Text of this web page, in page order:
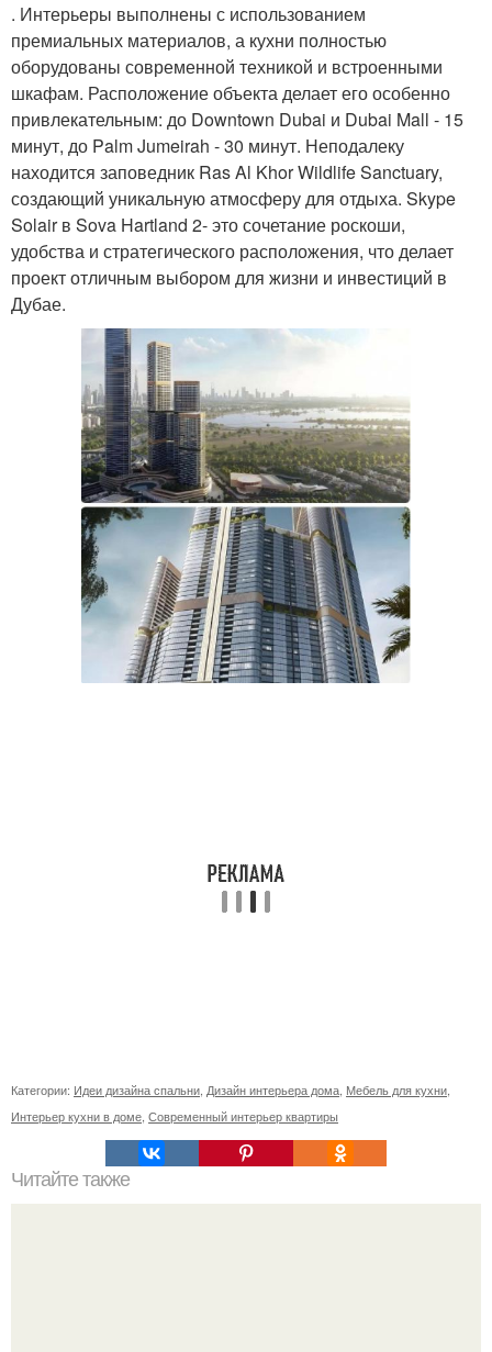
. Интерьеры выполнены с использованием
премиальных материалов, а кухни полностью
оборудованы современной техникой и встроенными
шкафам. Расположение объекта делает его особенно
привлекательным: до Downtown Dubai и Dubai Mall - 15
минут, до Palm Jumeirah - 30 минут. Неподалеку
находится заповедник Ras Al Khor Wildlife Sanctuary,
создающий уникальную атмосферу для отдыха. Skype
Solair в Sova Hartland 2- это сочетание роскоши,
удобства и стратегического расположения, что делает
проект отличным выбором для жизни и инвестиций в
Дубае.
Категории: Идеи дизайна спальни Дизайн интерьера дома Мебель для кухни
Интерьер кухни в доме Современный интерьер квартиры
Читайте также